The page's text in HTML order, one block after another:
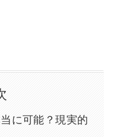
に可能？現実的